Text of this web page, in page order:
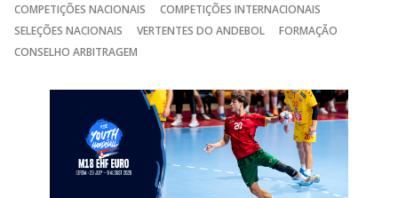
COMPETIÇÕES NACIONAIS
COMPETIÇÕES INTERNACIONAIS
SELEÇÕES NACIONAIS
VERTENTES DO ANDEBOL
FORMAÇÃO
CONSELHO ARBITRAGEM